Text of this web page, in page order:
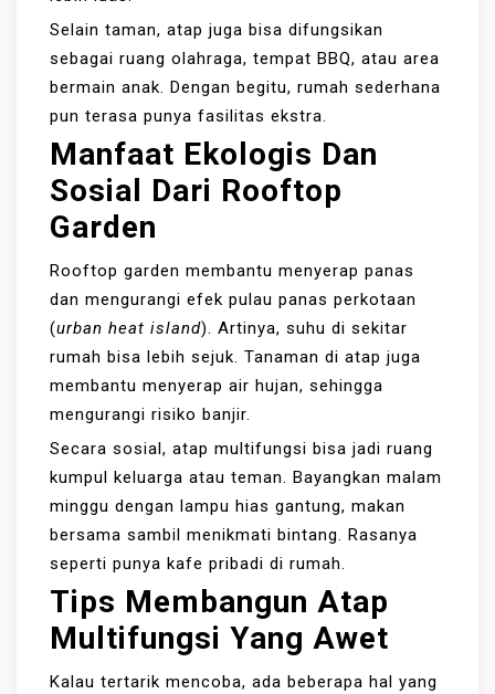
Selain taman, atap juga bisa difungsikan
sebagai ruang olahraga, tempat BBQ, atau area
bermain anak. Dengan begitu, rumah sederhana
pun terasa punya fasilitas ekstra.
Manfaat Ekologis Dan
Sosial Dari Rooftop
Garden
Rooftop garden membantu menyerap panas
dan mengurangi efek pulau panas perkotaan
(urban heat island). Artinya, suhu di sekitar
rumah bisa lebih sejuk. Tanaman di atap juga
membantu menyerap air hujan, sehingga
mengurangi risiko banjir.
Secara sosial, atap multifungsi bisa jadi ruang
kumpul keluarga atau teman. Bayangkan malam
minggu dengan lampu hias gantung, makan
bersama sambil menikmati bintang. Rasanya
seperti punya kafe pribadi di rumah.
Tips Membangun Atap
Multifungsi Yang Awet
Kalau tertarik mencoba, ada beberapa hal yang